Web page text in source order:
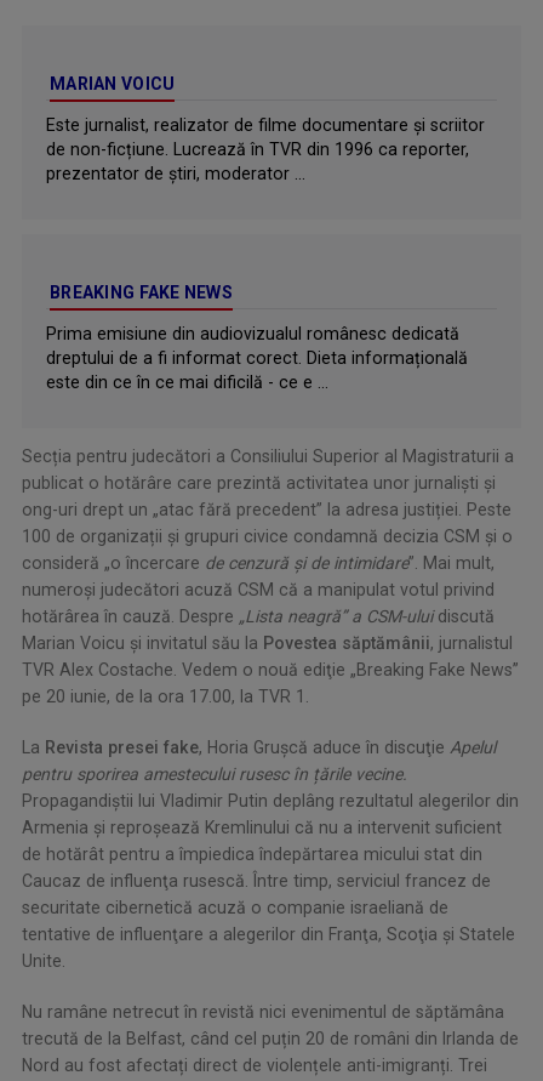
MARIAN VOICU
Este jurnalist, realizator de filme documentare și scriitor
de non-ficțiune. Lucrează în TVR din 1996 ca reporter,
prezentator de ştiri, moderator ...
BREAKING FAKE NEWS
Prima emisiune din audiovizualul românesc dedicată
dreptului de a fi informat corect. Dieta informațională
este din ce în ce mai dificilă - ce e ...
Secția pentru judecători a Consiliului Superior al Magistraturii a
publicat o hotărâre care prezintă activitatea unor jurnaliști și
ong-uri drept un „atac fără precedent” la adresa justiției. Peste
100 de organizații și grupuri civice condamnă decizia CSM și o
consideră „o încercare de cenzură și de intimidare”. Mai mult,
numeroși judecători acuză CSM că a manipulat votul privind
hotărârea în cauză. Despre „Lista neagră” a CSM-ului discută
Marian Voicu şi invitatul său la Povestea săptămânii, jurnalistul
TVR Alex Costache. Vedem o nouă ediţie „Breaking Fake News”
pe 20 iunie, de la ora 17.00, la TVR 1.
La Revista presei fake, Horia Grușcă aduce în discuţie Apelul
pentru sporirea amestecului rusesc în țările vecine.
Propagandiştii lui Vladimir Putin deplâng rezultatul alegerilor din
Armenia şi reproşează Kremlinului că nu a intervenit suficient
de hotărât pentru a împiedica îndepărtarea micului stat din
Caucaz de influenţa rusescă. Între timp, serviciul francez de
securitate cibernetică acuză o companie israeliană de
tentative de influenţare a alegerilor din Franţa, Scoţia şi Statele
Unite.
Nu ramâne netrecut în revistă nici evenimentul de săptămâna
trecută de la Belfast, când cel puțin 20 de români din Irlanda de
Nord au fost afectați direct de violențele anti-imigranți. Trei